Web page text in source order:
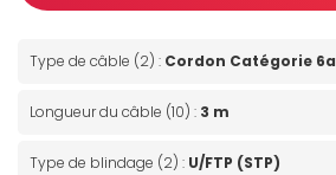
Type de câble (2) : Cordon Catégorie 6a
Longueur du câble (10) : 3 m
Type de blindage (2) : U/FTP (STP)